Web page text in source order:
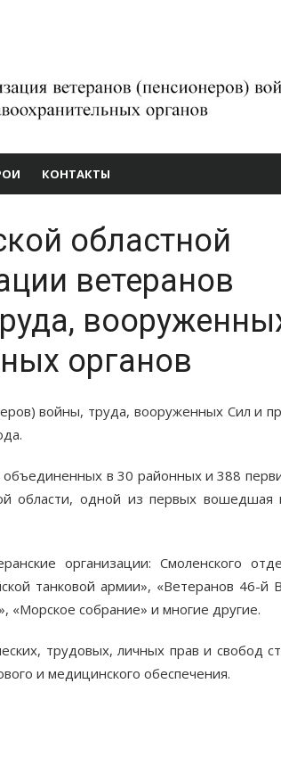
КОНТАКТЫ
областной
ветеранов
органов
войны, труда, вооруженных Сил и
в 30 районных и 388
области, одной из первых вошедшая
организации: Смоленского
танковой армии», «Ветеранов 46-й
«Морское собрание» и многие другие.
трудовых, личных прав и свобод
и медицинского обеспечения.